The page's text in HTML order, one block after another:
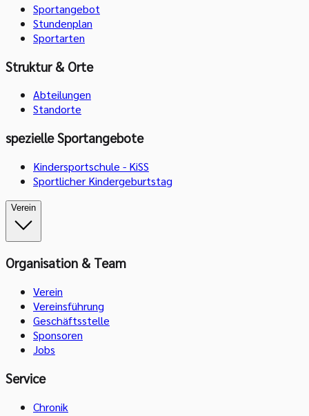
Sportangebot
Stundenplan
Sportarten
Struktur & Orte
Abteilungen
Standorte
spezielle Sportangebote
Kindersportschule - KiSS
Sportlicher Kindergeburtstag
Verein
Organisation & Team
Verein
Vereinsführung
Geschäftsstelle
Sponsoren
Jobs
Service
Chronik